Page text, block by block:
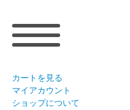
カートを見る
マイアカウント
ショップについて